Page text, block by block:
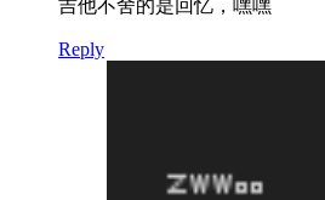
吉他不舍的是回忆，嘿嘿
Reply